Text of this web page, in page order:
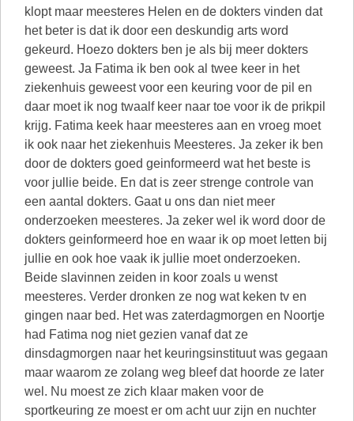
klopt maar meesteres Helen en de dokters vinden dat
het beter is dat ik door een deskundig arts word
gekeurd. Hoezo dokters ben je als bij meer dokters
geweest. Ja Fatima ik ben ook al twee keer in het
ziekenhuis geweest voor een keuring voor de pil en
daar moet ik nog twaalf keer naar toe voor ik de prikpil
krijg. Fatima keek haar meesteres aan en vroeg moet
ik ook naar het ziekenhuis Meesteres. Ja zeker ik ben
door de dokters goed geinformeerd wat het beste is
voor jullie beide. En dat is zeer strenge controle van
een aantal dokters. Gaat u ons dan niet meer
onderzoeken meesteres. Ja zeker wel ik word door de
dokters geinformeerd hoe en waar ik op moet letten bij
jullie en ook hoe vaak ik jullie moet onderzoeken.
Beide slavinnen zeiden in koor zoals u wenst
meesteres. Verder dronken ze nog wat keken tv en
gingen naar bed. Het was zaterdagmorgen en Noortje
had Fatima nog niet gezien vanaf dat ze
dinsdagmorgen naar het keuringsinstituut was gegaan
maar waarom ze zolang weg bleef dat hoorde ze later
wel. Nu moest ze zich klaar maken voor de
sportkeuring ze moest er om acht uur zijn en nuchter